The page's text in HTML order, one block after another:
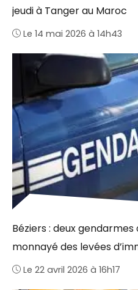
jeudi à Tanger au Maroc
Le 14 mai 2026 à 14h43
Béziers : deux
monnayé des levées
Le 22 avril 2026 à 16h17